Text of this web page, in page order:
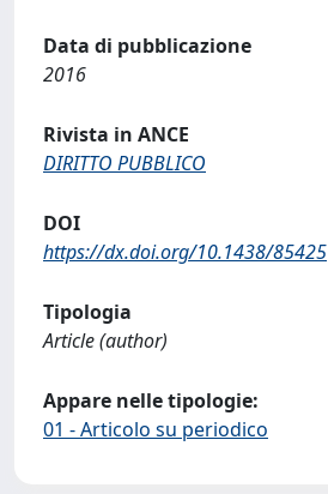
Data di pubblicazione
2016
Rivista in ANCE
DIRITTO PUBBLICO
DOI
https://dx.doi.org/10.1438/85425
Tipologia
Article (author)
Appare nelle tipologie:
01 - Articolo su periodico